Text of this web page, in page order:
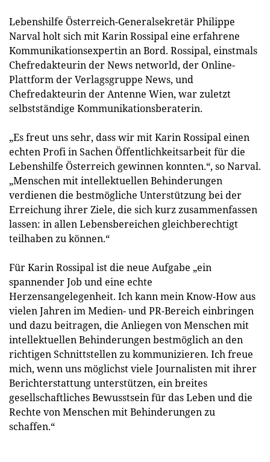
Lebenshilfe Österreich-Generalsekretär Philippe
Narval holt sich mit Karin Rossipal eine erfahrene
Kommunikationsexpertin an Bord. Rossipal, einstmals
Chefredakteurin der News networld, der Online-
Plattform der Verlagsgruppe News, und
Chefredakteurin der Antenne Wien, war zuletzt
selbstständige Kommunikationsberaterin.
„Es freut uns sehr, dass wir mit Karin Rossipal einen
echten Profi in Sachen Öffentlichkeitsarbeit für die
Lebenshilfe Österreich gewinnen konnten.“, so Narval.
„Menschen mit intellektuellen Behinderungen
verdienen die bestmögliche Unterstützung bei der
Erreichung ihrer Ziele, die sich kurz zusammenfassen
lassen: in allen Lebensbereichen gleichberechtigt
teilhaben zu können.“
Für Karin Rossipal ist die neue Aufgabe „ein
spannender Job und eine echte
Herzensangelegenheit. Ich kann mein Know-How aus
vielen Jahren im Medien- und PR-Bereich einbringen
und dazu beitragen, die Anliegen von Menschen mit
intellektuellen Behinderungen bestmöglich an den
richtigen Schnittstellen zu kommunizieren. Ich freue
mich, wenn uns möglichst viele Journalisten mit ihrer
Berichterstattung unterstützen, ein breites
gesellschaftliches Bewusstsein für das Leben und die
Rechte von Menschen mit Behinderungen zu
schaffen.“